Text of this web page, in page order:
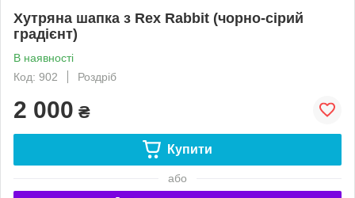
Хутряна шапка з Rex Rabbit (чорно-сірий
градієнт)
В наявності
Код: 902
Роздріб
2 000 ₴
Купити
або